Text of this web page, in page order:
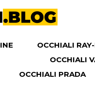
OCCHIALI
OCCHIALI
OCCHIALI PRADA